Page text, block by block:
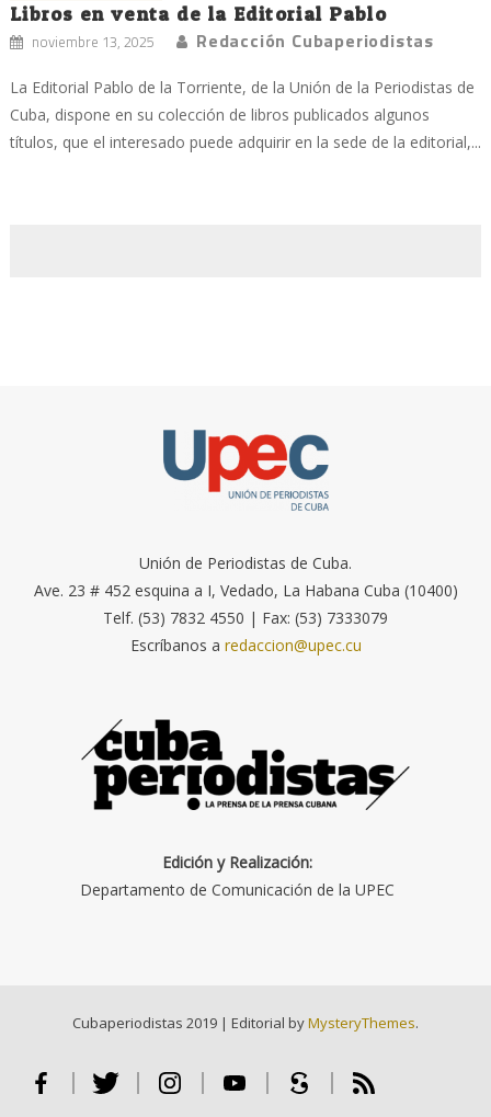
Libros en venta de la Editorial Pablo
noviembre 13, 2025 Redacción Cubaperiodistas
La Editorial Pablo de la Torriente, de la Unión de la Periodistas de
Cuba, dispone en su colección de libros publicados algunos
títulos, que el interesado puede adquirir en la sede de la editorial,...
Unión de Periodistas de Cuba.
Ave. 23 # 452 esquina a I, Vedado, La Habana Cuba (10400)
Telf. (53) 7832 4550 | Fax: (53) 7333079
Escríbanos a redaccion@upec.cu
Edición y Realización:
Departamento de Comunicación de la UPEC
Cubaperiodistas 2019 | Editorial byMysteryThemes.
Facebook Twitter Instagram Youtube Scribd RSS